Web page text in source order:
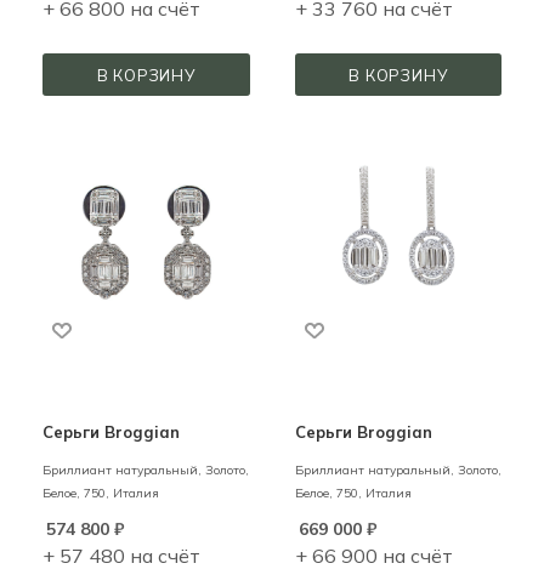
+ 66 800 на счёт
В КОРЗИНУ
+ 33 760 на счёт
В КОРЗИНУ
Серьги Broggian
Бриллиант натуральный, Золото,
Белое, 750, Италия
574 800 ₽
+ 57 480 на счёт
Серьги Broggian
Бриллиант натуральный, Золото,
Белое, 750, Италия
669 000₽
+ 66 900 на счёт